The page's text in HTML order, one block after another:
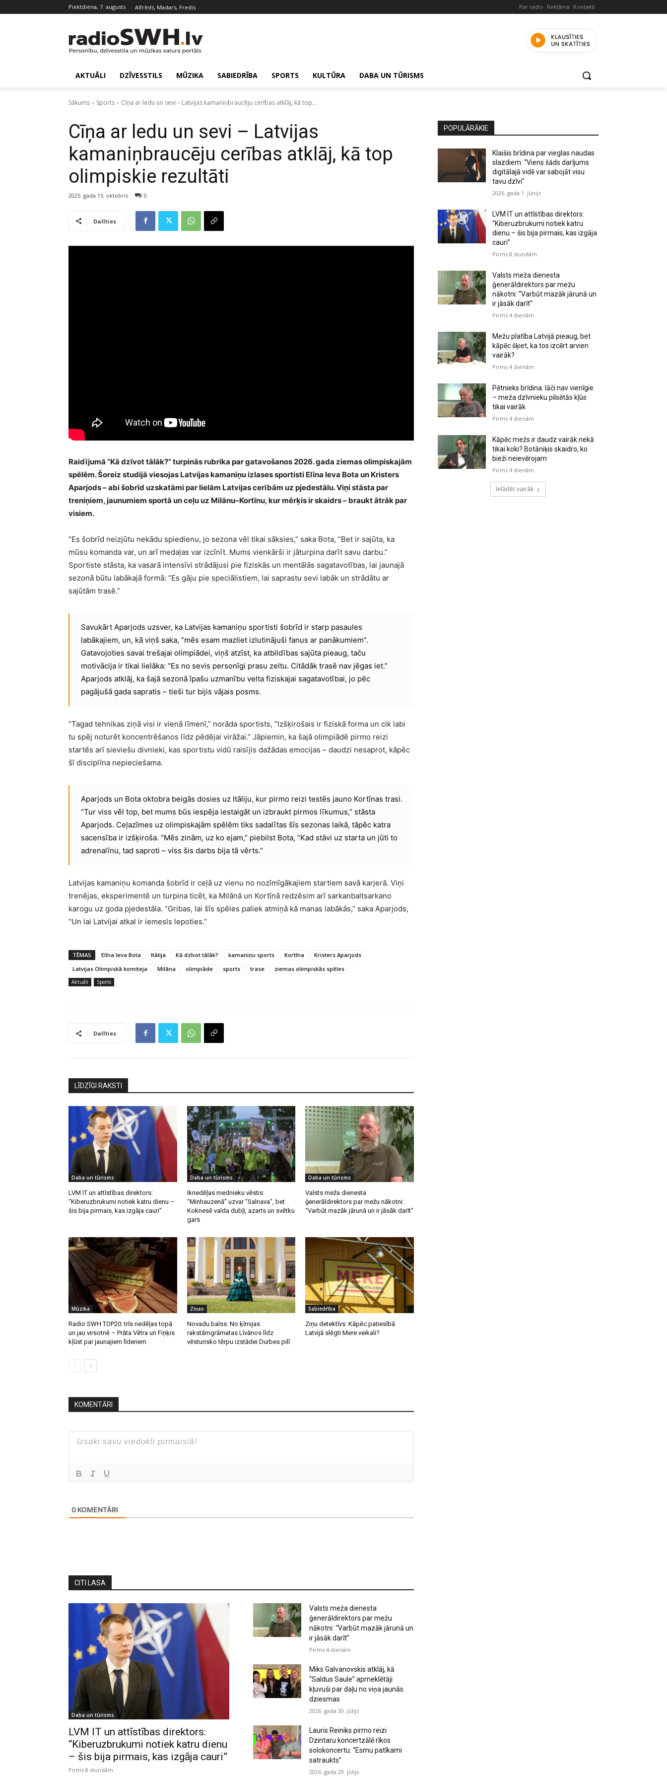
piektdiena, 7. augusts Alfrēds, Madars, Fredis Par radio Reklāma Kontakti
AKTUĀLI DZĪVESSTILS MŪZIKA SABIEDRĪBA SPORTS KULTŪRA DABA UN TŪRISMS
Sākums Sports Cīņa ar ledu un sevi – Latvijas kamaniņbraucēju cerības atklāj, kā top...
Cīņa ar ledu un sevi – Latvijas
kamaniņbraucēju cerības atklāj, kā top
olimpiskie rezultāti
2025. gada 15. oktobris 0
Dalīties
Raidījumā “Kā dzīvot tālāk?” turpinās rubrika par gatavošanos 2026. gada ziemas olimpiskajām
spēlēm. Šoreiz studijā viesojas Latvijas kamaniņu izlases sportisti Elīna Ieva Bota un Kristers
Aparjods – abi šobrīd uzskatāmi par lielām Latvijas cerībām uz pjedestālu. Viņi stāsta par
treniņiem, jaunumiem sportā un ceļu uz Milānu–Kortīnu, kur mērķis ir skaidrs – braukt ātrāk par
visiem.
“Es šobrīd neizjūtu nekādu spiedienu, jo sezona vēl tikai sāksies,” saka Bota, “Bet ir sajūta, ka
mūsu komanda var, un arī medaļas var izcīnīt. Mums vienkārši ir jāturpina darīt savu darbu.”
Sportiste stāsta, ka vasarā intensīvi strādājusi pie fiziskās un mentālās sagatavotības, lai jaunajā
sezonā būtu labākajā formā: “Es gāju pie speciālistiem, lai saprastu sevi labāk un strādātu ar
sajūtām trasē.”
Savukārt Aparjods uzsver, ka Latvijas kamaniņu sportisti šobrīd ir starp pasaules
labākajiem, un, kā viņš saka, “mēs esam mazliet izlutinājuši fanus ar panākumiem”.
Gatavojoties savai trešajai olimpiādei, viņš atzīst, ka atbildības sajūta pieaug, taču
motivācija ir tikai lielāka: “Es no sevis personīgi prasu zeltu. Citādāk trasē nav jēgas iet.”
Aparjods atklāj, ka šajā sezonā īpašu uzmanību velta fiziskajai sagatavotībai, jo pēc
pagājušā gada sapratis – tieši tur bijis vājais posms.
“Tagad tehnikas ziņā visi ir vienā līmenī,” norāda sportists, “Izšķirošais ir fiziskā forma un cik labi
tu spēj noturēt koncentrēšanos līdz pēdējai virāžai.” Jāpiemin, ka šajā olimpiādē pirmo reizi
startēs arī sieviešu divnieki, kas sportistu vidū raisījis dažādas emocijas – daudzi nesaprot, kāpēc
šī disciplīna nepieciešama.
Aparjods un Bota oktobra beigās dosies uz Itāliju, kur pirmo reizi testēs jauno Kortīnas trasi.
“Tur viss vēl top, bet mums būs iespēja iestaigāt un izbraukt pirmos līkumus,” stāsta
Aparjods. Ceļazīmes uz olimpiskajām spēlēm tiks sadalītas šīs sezonas laikā, tāpēc katra
sacensība ir izšķiroša. “Mēs zinām, uz ko ejam,” piebilst Bota, “Kad stāvi uz starta un jūti to
adrenalīnu, tad saproti – viss šis darbs bija tā vērts.”
Latvijas kamaniņu komanda šobrīd ir ceļā uz vienu no nozīmīgākajiem startiem savā karjerā. Viņi
trenējas, eksperimentē un turpina ticēt, ka Milānā un Kortīnā redzēsim arī sarkanbaltsarkano
karogu uz goda pjedestāla. “Gribas, lai šīs spēles paliek atmiņā kā manas labākās,” saka Aparjods,
“Un lai Latvijai atkal ir iemesls lepoties.”
TĒMAS Elīna Ieva Bota Itālija Kā dzīvot tālāk? kamaniņu sports Kortīna
Kristers Aparjods
Latvijas Olimpiskā komiteja
Milāna olimpiāde sports trase ziemas olimpiskās spēles
Aktuāli Sports
Dalīties
LĪDZĪGI RAKSTI
Daba un tūrisms
LVM IT un attīstības direktors:
“Kiberuzbrukumi notiek katru dienu –
šis bija pirmais, kas izgāja cauri”
Daba un tūrisms
Iknedēļas mednieku vēstis:
“Minhauzenā” uzvar “Salnava”, bet
Koknesē valda dubļi, azarts un svētku
gars
Daba un tūrisms
Valsts meža dienesta
ģenerāldirektors par mežu nākotni:
“Varbūt mazāk jārunā un ir jāsāk darīt”
Mūzika
Radio SWH TOP20: trīs nedēļas topā
un jau virsotnē – Prāta Vētra un Fiņķis
kļūst par jaunajiem līderiem
Ziņas
Novadu balss: No ķīmijas
rakstāmgrāmatas Līvānos līdz
vēsturisko tērpu izstādei Durbes pilī
Sabiedrība
Ziņu detektīvs: Kāpēc patiesībā
Latvijā slēgti Mere veikali?
KOMENTĀRI
0 KOMENTĀRI
CITI LASA
Daba un tūrisms
LVM IT un attīstības direktors:
“Kiberuzbrukumi notiek katru dienu
– šis bija pirmais, kas izgāja cauri”
Pirms 8 stundām
Valsts meža dienesta
ģenerāldirektors par mežu
nākotni: “Varbūt mazāk jārunā un
ir jāsāk darīt”
Pirms 4 dienām
Miks Galvanovskis atklāj, kā
“Saldus Saule” apmeklētāji
kļuvuši par daļu no viņa jaunās
dziesmas
2026. gada 30. jūlijs
Lauris Reiniks pirmo reizi
Dzintaru koncertzālē rīkos
solokoncertu: “Esmu patīkami
satraukts”
2026. gada 29. jūlijs
POPULĀRĀKIE
Klaišis brīdina par vieglas naudas
slazdiem: “Viens šāds darījums
digitālajā vidē var sabojāt visu
tavu dzīvi”
2026. gada 1. jūnijs
LVM IT un attīstības direktors:
“Kiberuzbrukumi notiek katru
dienu – šis bija pirmais, kas izgāja
cauri”
Pirms 8 stundām
Valsts meža dienesta
ģenerāldirektors par mežu
nākotni: “Varbūt mazāk jārunā un
ir jāsāk darīt”
Pirms 4 dienām
Mežu platība Latvijā pieaug, bet
kāpēc šķiet, ka tos izcērt arvien
vairāk?
Pirms 4 dienām
Pētnieks brīdina: lāči nav vienīgie
– meža dzīvnieku pilsētās kļūs
tikai vairāk
Pirms 4 dienām
Kāpēc mežs ir daudz vairāk nekā
tikai koki? Botāniķis skaidro, ko
bieži neievērojam
Pirms 4 dienām
Ielādēt vairāk